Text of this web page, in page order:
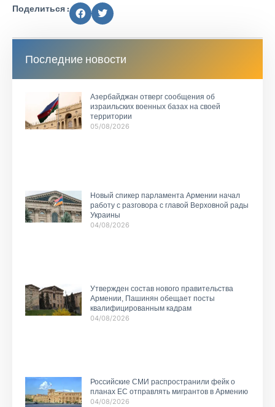
Поделиться :
Последние новости
Азербайджан отверг сообщения об
израильских военных базах на своей
территории
05/08/2026
Новый спикер парламента Армении начал
работу с разговора с главой Верховной рады
Украины
04/08/2026
Утвержден состав нового правительства
Армении, Пашинян обещает посты
квалифицированным кадрам
04/08/2026
Российские СМИ распространили фейк о
планах ЕС отправлять мигрантов в Армению
04/08/2026